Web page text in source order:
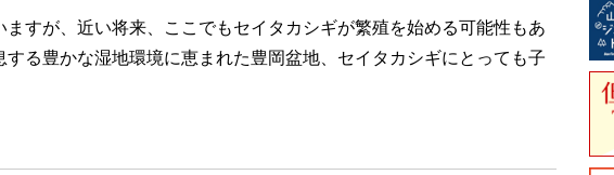
すが、近い将来、ここでもセイタカシギが繁殖を始める可能性もあ
る豊かな湿地環境に恵まれた豊岡盆地、セイタカシギにとっても子